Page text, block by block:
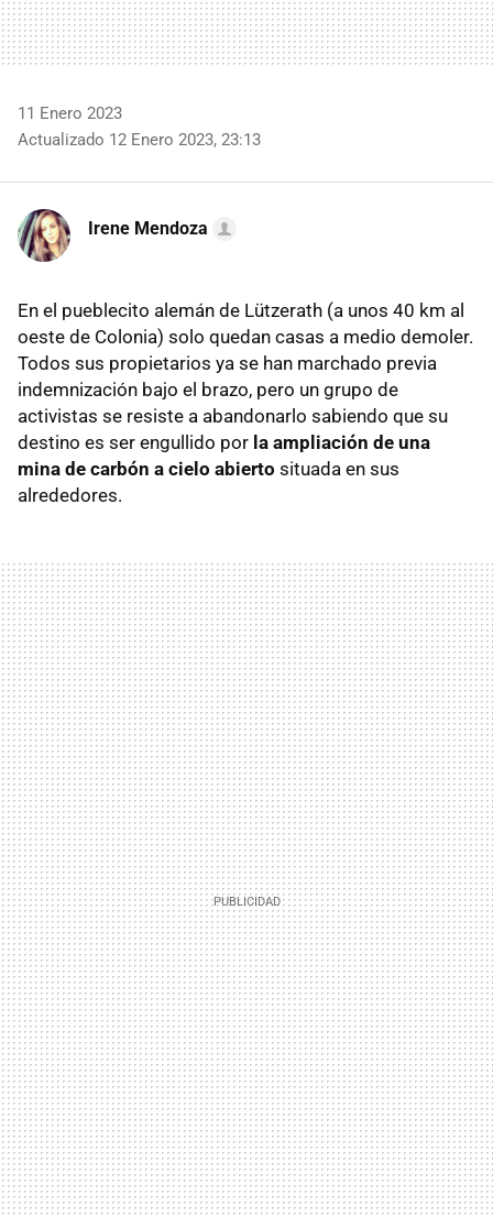
11 Enero 2023
Actualizado 12 Enero 2023, 23:13
Irene Mendoza
En el pueblecito alemán de Lützerath (a unos 40 km al
oeste de Colonia) solo quedan casas a medio demoler.
Todos sus propietarios ya se han marchado previa
indemnización bajo el brazo, pero un grupo de
activistas se resiste a abandonarlo sabiendo que su
destino es ser engullido por la ampliación de una
mina de carbón a cielo abierto situada en sus
alrededores.